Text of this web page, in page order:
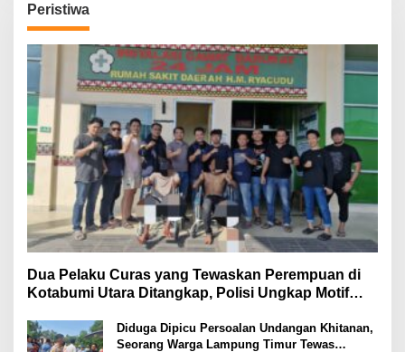
Peristiwa
Dua Pelaku Curas yang Tewaskan Perempuan di
Kotabumi Utara Ditangkap, Polisi Ungkap Motif
Diduga Dipicu Persoalan Undangan Khitanan,
Seorang Warga Lampung Timur Tewas